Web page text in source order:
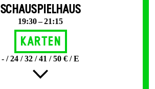
SCHAUSPIELHAUS
19:30 – 21:15
Karten
- / 24 / 32 / 41 / 50 € / E